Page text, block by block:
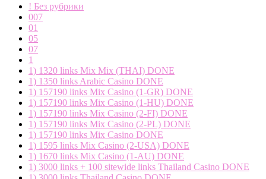
! Без рубрики
007
01
05
07
1
1) 1320 links Mix Mix (THAI) DONE
1) 1350 links Arabic Casino DONE
1) 157190 links Mix Casino (1-GR) DONE
1) 157190 links Mix Casino (1-HU) DONE
1) 157190 links Mix Casino (2-FI) DONE
1) 157190 links Mix Casino (2-PL) DONE
1) 157190 links Mix Casino DONE
1) 1595 links Mix Casino (2-USA) DONE
1) 1670 links Mix Casino (1-AU) DONE
1) 3000 links + 100 sitewide links Thailand Casino DONE